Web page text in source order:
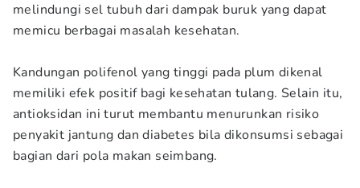
melindungi sel tubuh dari dampak buruk yang dapat
memicu berbagai masalah kesehatan.
Kandungan polifenol yang tinggi pada plum dikenal
memiliki efek positif bagi kesehatan tulang. Selain itu,
antioksidan ini turut membantu menurunkan risiko
penyakit jantung dan diabetes bila dikonsumsi sebagai
bagian dari pola makan seimbang.